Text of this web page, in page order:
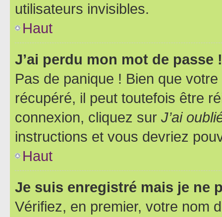
utilisateurs invisibles.
Haut
J’ai perdu mon mot de passe !
Pas de panique ! Bien que
récupéré, il peut toutefois être
connexion, cliquez sur J’ai
instructions et vous devriez
Haut
Je suis enregistré mais je ne
Vérifiez, en premier, votre nom